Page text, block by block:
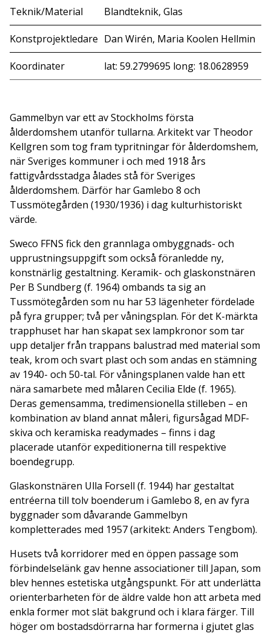
Teknik/Material Blandteknik, Glas
Konstprojektledare Dan Wirén, Maria Koolen Hellmin
Koordinater lat: 59.2799695 long: 18.0628959
Gammelbyn var ett av Stockholms första
ålderdomshem utanför tullarna. Arkitekt var Theodor
Kellgren som tog fram typritningar för ålderdomshem,
när Sveriges kommuner i och med 1918 års
fattigvårdsstadga ålades stå för Sveriges
ålderdomshem. Därför har Gamlebo 8 och
Tussmötegården (1930/1936) i dag kulturhistoriskt
värde.
Sweco FFNS fick den grannlaga ombyggnads- och
upprustningsuppgift som också föranledde ny,
konstnärlig gestaltning. Keramik- och glaskonstnären
Per B Sundberg (f. 1964) ombands ta sig an
Tussmötegården som nu har 53 lägenheter fördelade
på fyra grupper; två per våningsplan. För det K-märkta
trapphuset har han skapat sex lampkronor som tar
upp detaljer från trappans balustrad med material som
teak, krom och svart plast och som andas en stämning
av 1940- och 50-tal. För våningsplanen valde han ett
nära samarbete med målaren Cecilia Elde (f. 1965).
Deras gemensamma, tredimensionella stilleben – en
kombination av bland annat måleri, figursågad MDF-
skiva och keramiska readymades – finns i dag
placerade utanför expeditionerna till respektive
boendegrupp.
Glaskonstnären Ulla Forsell (f. 1944) har gestaltat
entréerna till tolv boenderum i Gamlebo 8, en av fyra
byggnader som dåvarande Gammelbyn
kompletterades med 1957 (arkitekt: Anders Tengbom).
Husets två korridorer med en öppen passage som
förbindelselänk gav henne associationer till Japan, som
blev hennes estetiska utgångspunkt. För att underlätta
orienterbarheten för de äldre valde hon att arbeta med
enkla former mot slät bakgrund och i klara färger. Till
höger om bostadsdörrarna har formerna i gjutet glas